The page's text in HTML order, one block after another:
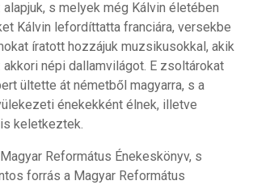
s melyek még Kálvin életében
Kálvin lefordíttatta franciára, versekbe
íratott hozzájuk muzsikusokkal, akik
akkori népi dallamvilágot. E zsoltárokat
ültette át németből magyarra, s a
énekekként élnek, illetve
keletkeztek.
Református Énekeskönyv, s
forrás a Magyar Református